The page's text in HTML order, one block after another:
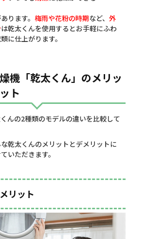
ります。 梅雨や花粉の時期など、 外
は乾太くんを使用するとお手軽にふわ
に仕上がります。
ト
んの2種類のモデルの違いを比較して
乾太くんのメリットとデメリットに
いただきます。
リット